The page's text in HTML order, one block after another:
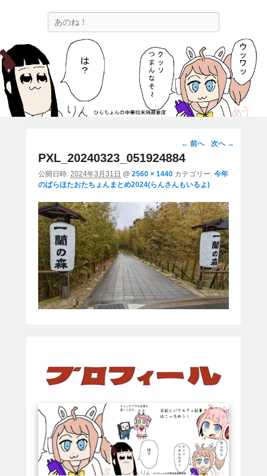
ひらちょんの中華端末隔離倉庫
ほたがページ上部にある検索バーを消してくれたサイトです。
画
像
ビ
ー
シ
ョ
ン
← 前へ 次へ →
PXL_20240323_051924884
公開日時: 2024年3月31日 @ 2560 × 1440 カテゴリー: 今年
のぱらほたおたちょんまとめ2024(らんさんもいるよ)